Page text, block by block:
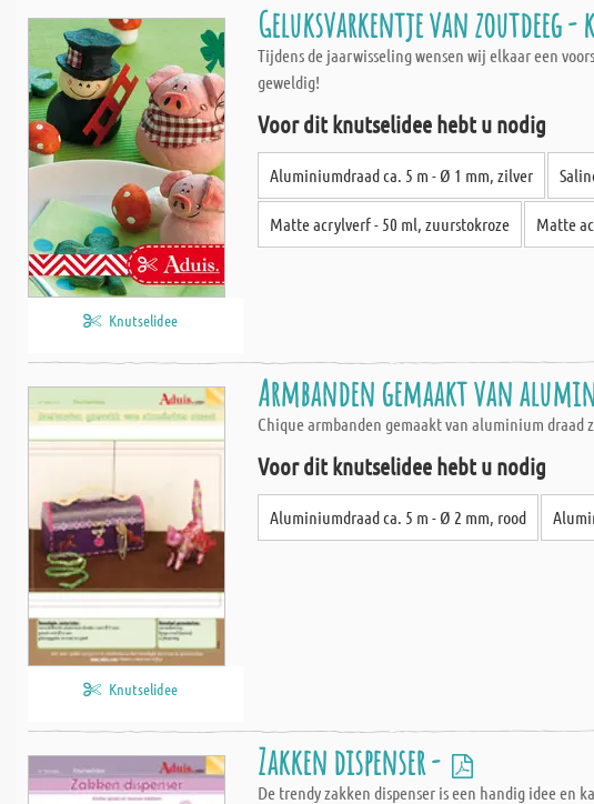
Knutselidee
Geluksvarkentje van zoutdeeg
Tijdens de jaarwisseling wensen wij elkaar een
geweldig!
Voor dit knutselidee hebt u nodig
Aluminiumdraad ca. 5 m - Ø 1 mm, zilver
Matte acrylverf - 50 ml, zuurstokroze Matte
Knutselidee
Armbanden gemaakt van
Chique armbanden gemaakt van aluminium
Voor dit knutselidee hebt u nodig
Aluminiumdraad ca. 5 m - Ø 2 mm, rood
Zakken dispenser -
De trendy zakken dispenser is een handig idee en